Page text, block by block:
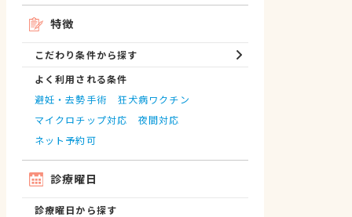
特徴
こだわり条件から探す
よく利用される条件
避妊・去勢手術
狂犬病ワクチン
マイクロチップ対応
夜間対応
ネット予約可
診療曜日
診療曜日から探す